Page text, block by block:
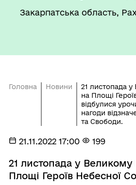
Закарпатська область,
Головна Новини
21 листопада
на Площі
відбулися
нагоди
та Свободи.
21.11.2022 17:00 199
21 листопада у Великому
Площі Героїв Небесної